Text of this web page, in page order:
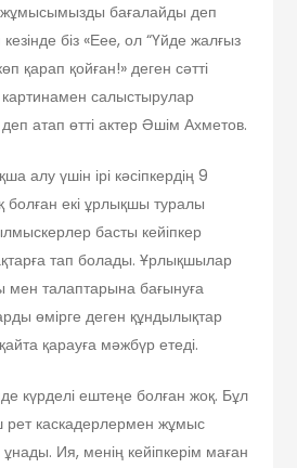
жұмысымызды бағалайды деп
біз «Еее, ол “Үйде жалғыз
қарап қойған!» деген сәтті
картинамен салыстырулар
атап өтті актер Әшім Ахметов.
алу үшін ірі кәсіпкердің 9
екі ұрлықшы туралы
басты кейіпкер
тап болады. Ұрлықшылар
талаптарына бағынуға
өмірге деген құндылықтар
қарауға мәжбүр етеді.
күрделі ештеңе болған жоқ. Бұл
каскадерлермен жұмыс
Ия, менің кейіпкерім маған